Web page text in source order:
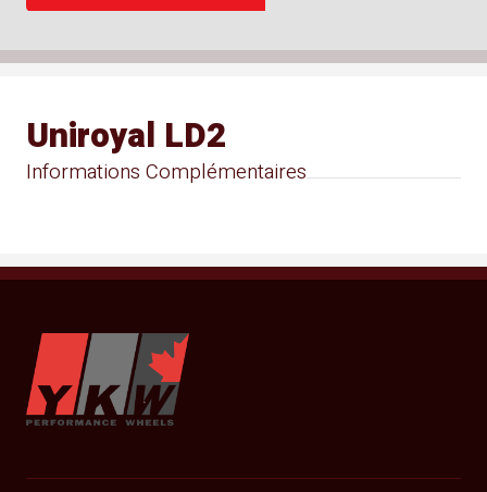
Informations Complémentaires
Uniroyal LD2
YKW Wheels